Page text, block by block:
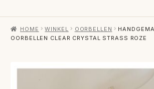
AFREKENEN
HOME WINKEL OORBELLEN
OORBELLEN CLEAR CRYSTAL STRASS ROZE